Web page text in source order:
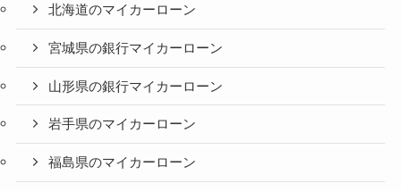
北海道のマイカーローン
宮城県の銀行マイカーローン
山形県の銀行マイカーローン
岩手県のマイカーローン
福島県のマイカーローン